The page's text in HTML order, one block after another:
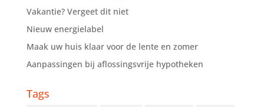
Vakantie? Vergeet dit niet
Nieuw energielabel
Maak uw huis klaar voor de lente en zomer
Aanpassingen bij aflossingsvrije hypotheken
Tags